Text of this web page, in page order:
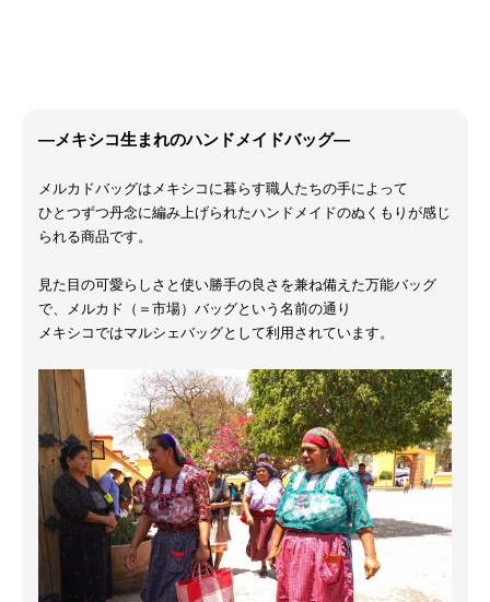
―メキシコ生まれのハンドメイドバッグ―
メルカドバッグはメキシコに暮らす職人たちの手によって
ひとつずつ丹念に編み上げられたハンドメイドのぬくもりが感じ
られる商品です。
見た目の可愛らしさと使い勝手の良さを兼ね備えた万能バッグ
で、メルカド（＝市場）バッグという名前の通り
メキシコではマルシェバッグとして利用されています。